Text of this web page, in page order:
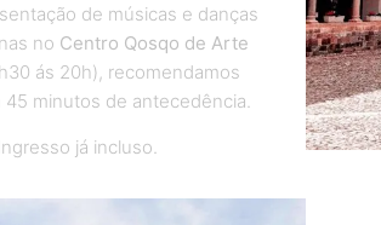
de músicas e danças
no Centro Qosqo de Arte
ás 20h), recomendamos
45 minutos de antecedência.
já incluso.